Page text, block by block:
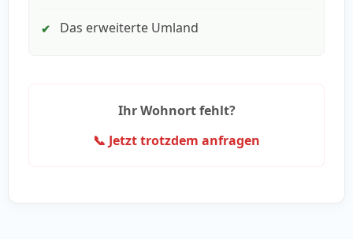
✔ Das erweiterte Umland
Ihr Wohnort fehlt?
📞 Jetzt trotzdem anfragen